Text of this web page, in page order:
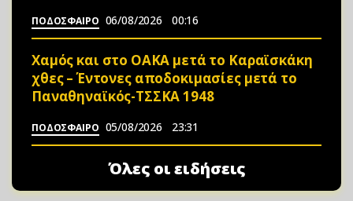
ΠΟΔΟΣΦΑΙΡΟ 06/08/2026 00:16
Χαμός και στο ΟΑΚΑ μετά το Καραϊσκάκη
χθες – Έντονες αποδοκιμασίες μετά το
Παναθηναϊκός-ΤΣΣΚΑ 1948
ΠΟΔΟΣΦΑΙΡΟ 05/08/2026 23:31
Όλες οι ειδήσεις